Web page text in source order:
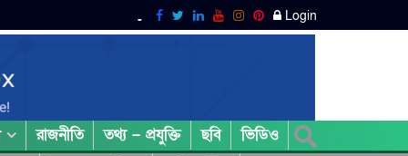
Login
রাজনীতি তথ্য – প্রযুক্তি ছবি
ভিডিও